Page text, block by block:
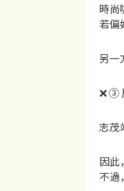
時尚
若偏
另一
❌ ③
志茂
因此
不過